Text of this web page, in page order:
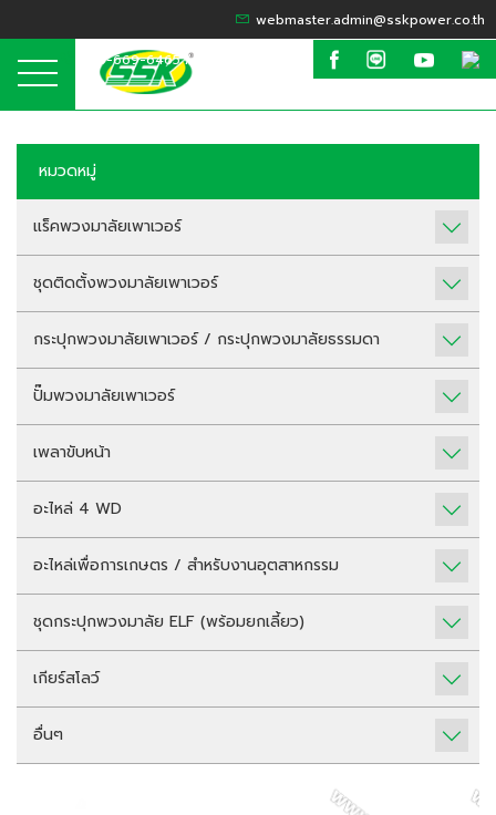
webmaster.admin@sskpower.co.th
095-669-6465 / 099-635-6424
หมวดหมู่
แร็คพวงมาลัยเพาเวอร์
ชุดติดตั้งพวงมาลัยเพาเวอร์
กระปุกพวงมาลัยเพาเวอร์ / กระปุกพวงมาลัยธรรมดา
ปั๊มพวงมาลัยเพาเวอร์
เพลาขับหน้า
อะไหล่ 4 WD
อะไหล่เพื่อการเกษตร / สำหรับงานอุตสาหกรรม
ชุดกระปุกพวงมาลัย ELF (พร้อมยกเลี้ยว)
เกียร์สโลว์
อื่นๆ